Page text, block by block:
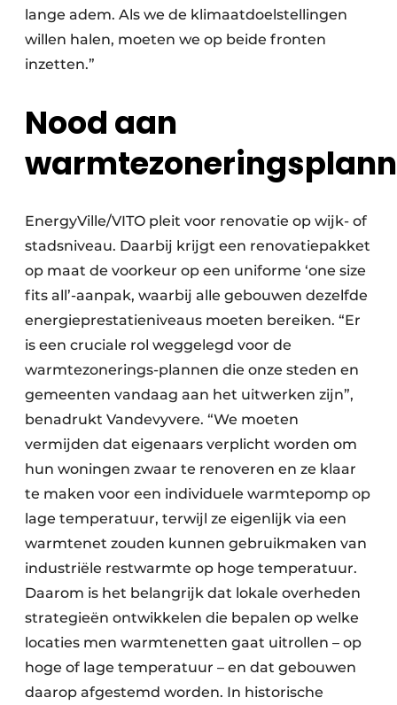
lange adem. Als we de klimaatdoelstellingen
willen halen, moeten we op beide fronten
inzetten.”
Nood aan
EnergyVille/VITO pleit voor renovatie op wijk- of
stadsniveau. Daarbij krijgt een renovatiepakket
op maat de voorkeur op een uniforme ‘one size
fits all’-aanpak, waarbij alle gebouwen dezelfde
energieprestatieniveaus moeten bereiken. “Er
is een cruciale rol weggelegd voor de
warmtezonerings-plannen die onze steden en
gemeenten vandaag aan het uitwerken zijn”,
benadrukt Vandevyvere. “We moeten
vermijden dat eigenaars verplicht worden om
hun woningen zwaar te renoveren en ze klaar
te maken voor een individuele warmtepomp op
lage temperatuur, terwijl ze eigenlijk via een
warmtenet zouden kunnen gebruikmaken van
industriële restwarmte op hoge temperatuur.
Daarom is het belangrijk dat lokale overheden
strategieën ontwikkelen die bepalen op welke
locaties men warmtenetten gaat uitrollen – op
hoge of lage temperatuur – en dat gebouwen
daarop afgestemd worden. In historische